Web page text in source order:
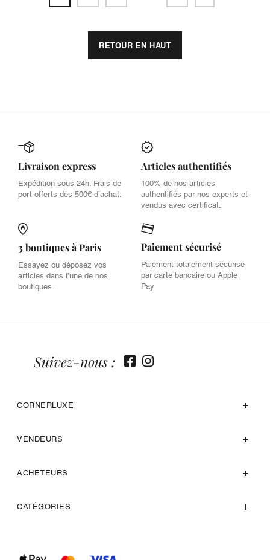
RETOUR EN HAUT
Livraison express
Expédition sous 24h. Frais de
port offerts dès 500€ d’achat.
Articles authentifiés
100% de nos articles
authentifiés par nos experts et
vendus avec certificat.
3 boutiques à Paris
Essayez ou déposez vos
articles dans l’une de nos
boutiques.
Paiement sécurisé
Paiement totalement sécurisé
par carte bancaire ou Apple
Pay
CORNERLUXE
VENDEURS
ACHETEURS
CATÉGORIES
Suivez-nous :